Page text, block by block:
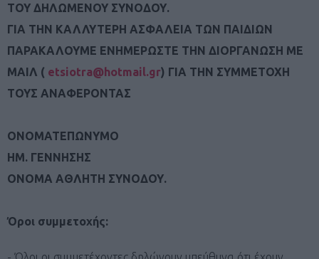
ΤΟΥ ΔΗΛΩΜΕΝΟΥ ΣΥΝΟΔΟΥ.
ΓΙΑ ΤΗΝ ΚΑΛΛΥΤΕΡΗ ΑΣΦΑΛΕΙΑ ΤΩΝ ΠΑΙΔΙΩΝ
ΠΑΡΑΚΑΛΟΥΜΕ ΕΝΗΜΕΡΩΣΤΕ ΤΗΝ ΔΙΟΡΓΑΝΩΣΗ ΜΕ
ΜΑΙΛ ( etsiotra@hotmail.gr) ΓΙΑ ΤΗΝ ΣΥΜΜΕΤΟΧΗ
ΤΟΥΣ ΑΝΑΦΕΡΟΝΤΑΣ
ΟΝΟΜΑΤΕΠΩΝΥΜΟ
ΗΜ. ΓΕΝΝΗΣΗΣ
ΟΝΟΜΑ ΑΘΛΗΤΗ ΣΥΝΟΔΟΥ.
​Όροι συμμετοχής: